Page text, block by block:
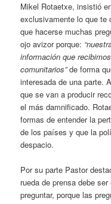
Mikel Rotaetxe, insistió
exclusivamente lo que te
que hacerse muchas
ojo avizor porque:
información que
comunitarios”de forma
interesada de una parte.
que se van a producir
el más damnificado.
formas de entender la
de los países y que la
despacio.
Por su parte Pastor
rueda de prensa debe
preguntar, porque las